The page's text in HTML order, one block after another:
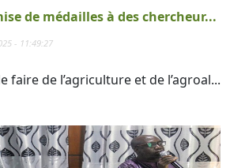
de médailles à des chercheur...
- 11:49:27
faire de l’agriculture et de l’agroal...